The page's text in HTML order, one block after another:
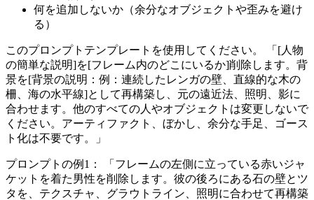
何を追加しないか（余分なオブジェクトや歪みを避け
る）
このプロンプトテンプレートを使用してください。 「[人物
の簡単な説明]を[フレーム内のどこにいるか]削除します。背
景を[背景の説明：例：連続したレンガの壁、直線的な木の
柵、海の水平線]として再構築し、元の遠近法、照明、影に
合わせます。他のすべての人やオブジェクトは変更しないで
ください。アーティファクト、ぼかし、余分な手足、ゴース
ト化は不要です。」
プロンプトの例1： 「フレームの左側に立っている赤いジャ
ケットを着た男性を削除します。彼の後ろにある石の壁とツ
タを、テクスチャ、グラウトライン、照明に合わせて再構築